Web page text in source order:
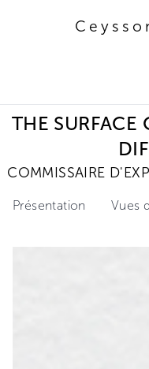
THE SURFACE
COMMISSAIRE
Présentation Vues